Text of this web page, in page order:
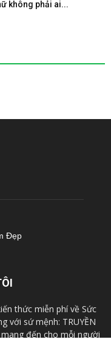
không phải ai...
thức miễn phí về Sức
với sứ mệnh: TRUYỀN
đến cho mỗi người